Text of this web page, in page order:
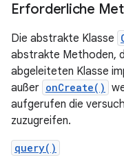
Erforderliche
Die abstrakte Klasse
abstrakte Methoden,
abgeleiteten Klasse
außer onCreate()
aufgerufen die
zuzugreifen.
query()